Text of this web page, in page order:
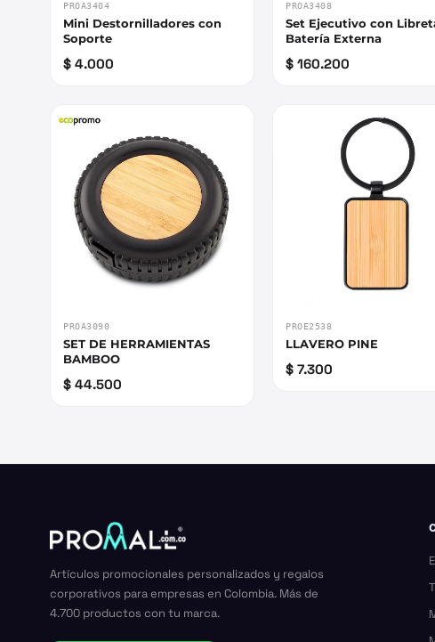
PROA3404
Mini Destornilladores con
Soporte
$ 4.000
PROA3408
Set Ejecutivo con
Batería Externa
$ 160.200
PROA3090
SET DE HERRAMIENTAS
BAMBOO
$ 44.500
PROE2538
LLAVERO PINE
$ 7.300
Artículos promocionales personalizados y regalos
corporativos para empresas en Colombia. Más de
4.700 productos con tu marca.